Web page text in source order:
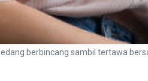
berbincang sambil tertawa